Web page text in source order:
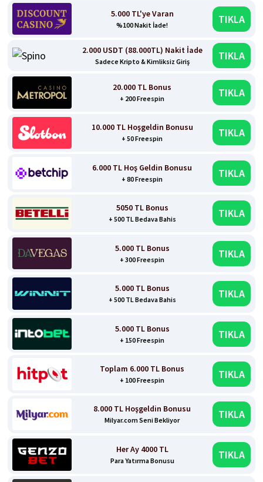
5.000 TL'ye Varan
%100 Nakit İade! TIKLA
2.000 USDT (88.000TL) Nakit İade
Sadece Kripto & Kimliksiz Giriş TIKLA
20.000 TL Bonus
+ 200 Freespin TIKLA
10.000 TL Hoşgeldin Bonusu
+ 50 Freespin TIKLA
6.000 TL Hoş Geldin Bonusu
+ 80 Freespin TIKLA
5050 TL Bonus
+ 500 TL Bedava Bahis TIKLA
5.000 TL Bonus
+ 300 Freespin TIKLA
5.000 TL Bonus
+ 500 TL Bedava Bahis TIKLA
5.000 TL Bonus
+ 150 Freespin TIKLA
Toplam 6.000 TL Bonus
+ 100 Freespin TIKLA
8.000 TL Hoşgeldin Bonusu
Milyar.com Seni Bekliyor TIKLA
Her Ay 4000 TL
Para Yatırma Bonusu TIKLA